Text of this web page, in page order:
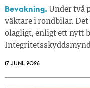
Bevakning. Under två
väktare i rondbilar.
olagligt, enligt ett nytt
17 JUNI, 2026